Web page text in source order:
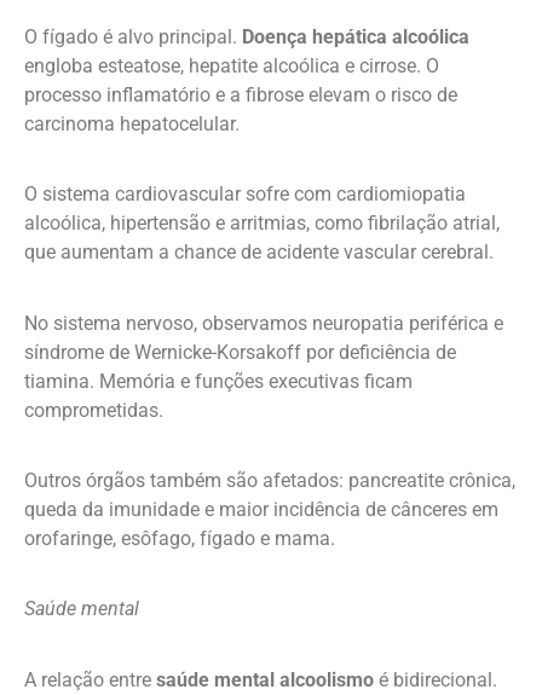
O fígado é alvo principal. Doença hepática alcoólica
engloba esteatose, hepatite alcoólica e cirrose. O
processo inflamatório e a fibrose elevam o risco de
carcinoma hepatocelular.
O sistema cardiovascular sofre com cardiomiopatia
alcoólica, hipertensão e arritmias, como fibrilação atrial,
que aumentam a chance de acidente vascular cerebral.
No sistema nervoso, observamos neuropatia periférica e
síndrome de Wernicke-Korsakoff por deficiência de
tiamina. Memória e funções executivas ficam
comprometidas.
Outros órgãos também são afetados: pancreatite crônica,
queda da imunidade e maior incidência de cânceres em
orofaringe, esôfago, fígado e mama.
Saúde mental
A relação entre saúde mental alcoolismo é bidirecional.